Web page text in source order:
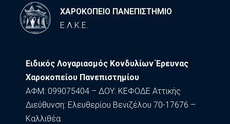
ΧΑΡΟΚΟΠΕΙΟ ΠΑΝΕΠΙΣΤΗΜΙΟ
Ε.Λ.Κ.Ε.
Ειδικός Λογαριασμός Κονδυλίων Έρευνας
Χαροκοπείου Πανεπιστημίου
ΑΦΜ: 099075404 – ΔΟΥ: ΚΕΦΟΔΕ Αττικής
Διεύθυνση: Ελευθερίου Βενιζέλου 70-17676 –
Καλλιθέα